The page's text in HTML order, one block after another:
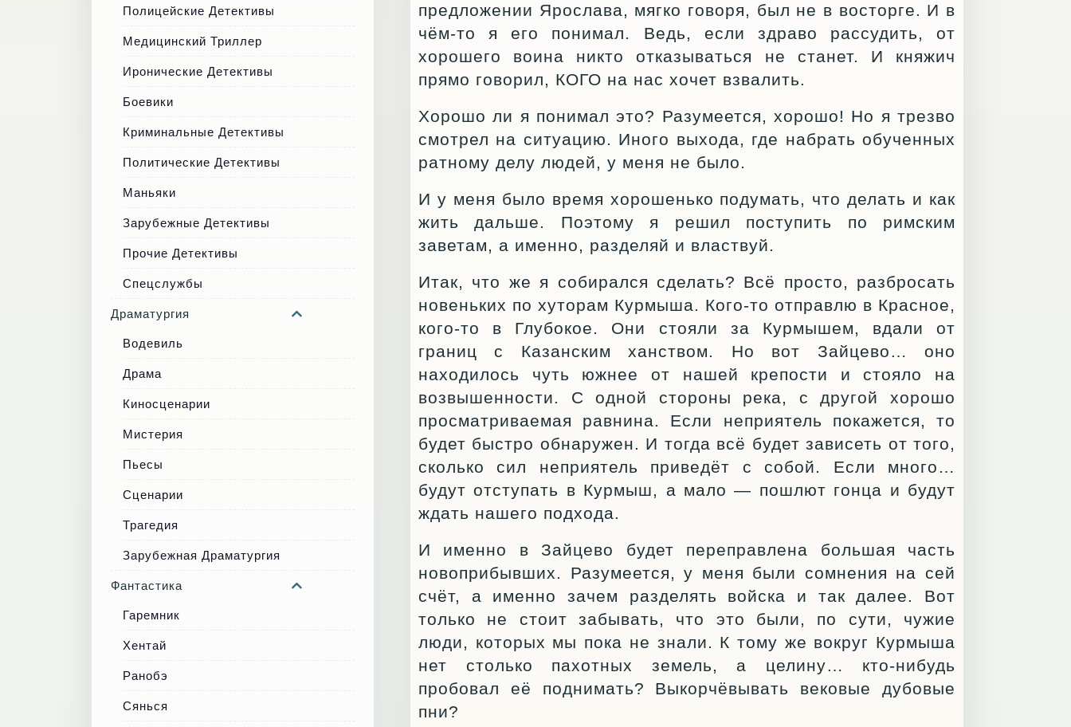
предложении Ярослава, мягко говоря, был не в восторге. И в
чём-то я его понимал. Ведь, если здраво рассудить, от
хорошего воина никто отказываться не станет. И княжич
прямо говорил, КОГО на нас хочет взвалить.
Хорошо ли я понимал это? Разумеется, хорошо! Но я трезво
смотрел на ситуацию. Иного выхода, где набрать обученных
ратному делу людей, у меня не было.
И у меня было время хорошенько подумать, что делать и как
жить дальше. Поэтому я решил поступить по римским
заветам, а именно, разделяй и властвуй.
Итак, что же я собирался сделать? Всё просто, разбросать
новеньких по хуторам Курмыша. Кого-то отправлю в Красное,
кого-то в Глубокое. Они стояли за Курмышем, вдали от
границ с Казанским ханством. Но вот Зайцево… оно
находилось чуть южнее от нашей крепости и стояло на
возвышенности. С одной стороны река, с другой хорошо
просматриваемая равнина. Если неприятель покажется, то
будет быстро обнаружен. И тогда всё будет зависеть от того,
сколько сил неприятель приведёт с собой. Если много…
будут отступать в Курмыш, а мало — пошлют гонца и будут
ждать нашего подхода.
И именно в Зайцево будет переправлена большая часть
новоприбывших. Разумеется, у меня были сомнения на сей
счёт, а именно зачем разделять войска и так далее. Вот
только не стоит забывать, что это были, по сути, чужие
люди, которых мы пока не знали. К тому же вокруг Курмыша
нет столько пахотных земель, а целину… кто-нибудь
пробовал её поднимать? Выкорчёвывать вековые дубовые
пни?
Полицейские Детективы
Медицинский Триллер
Иронические Детективы
Боевики
Криминальные Детективы
Политические Детективы
Маньяки
Зарубежные Детективы
Прочие Детективы
Спецслужбы
Драматургия
Водевиль
Драма
Киносценарии
Мистерия
Пьесы
Сценарии
Трагедия
Зарубежная Драматургия
Фантастика
Гаремник
Хентай
Ранобэ
Сянься